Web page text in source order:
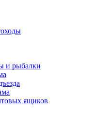
и рыбалки
ящиков